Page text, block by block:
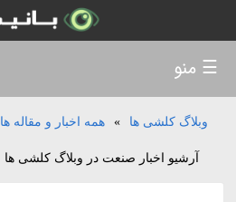
وبلاگ کلشی ها » همه اخبار و مقاله ها
آرشیو اخبار صنعت در وبلاگ کلشی ها
☰ منو